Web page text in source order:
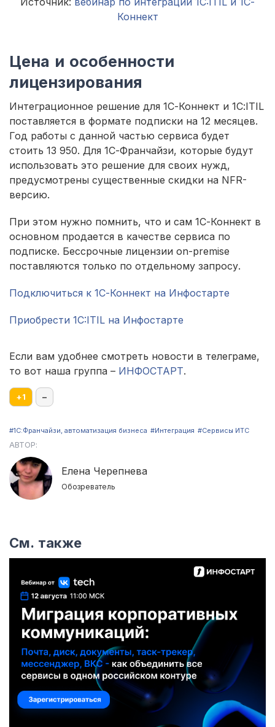
Коннект
Цена и особенности
лицензирования
Интеграционное решение для 1С-Коннект и 1С:ITIL
поставляется в формате подписки на 12 месяцев.
Год работы с данной частью сервиса будет
стоить 13 950. Для 1С-Франчайзи, которые будут
использовать это решение для своих нужд,
предусмотрены существенные скидки на NFR-
версию.
При этом нужно помнить, что и сам 1С-Коннект в
основном продается в качестве сервиса по
подписке. Бессрочные лицензии on-premise
поставляются только по отдельному запросу.
Подключиться к 1С-Коннект на Инфостарте
Приобрести 1C:ITIL на Инфостарте
Если вам удобнее смотреть новости в телеграме,
то вот наша группа – ИНФОСТАРТ.
+1 –
#1С:Франчайзи, автоматизация бизнеса #Интеграция #Сервисы ИТС
АВТОР:
Елена Черепнева
Обозреватель
См. также